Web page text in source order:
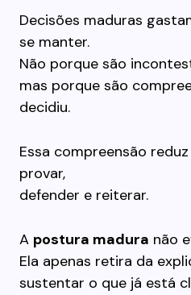
Decisões maduras
se manter.
Não porque são
mas porque são
decidiu.
Essa compreensão
provar,
defender e reiterar.
A postura madura não
Ela apenas retira da
sustentar o que já está